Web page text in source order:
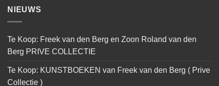
NIEUWS
Te Koop: Freek van den Berg en Zoon Roland van den
Berg PRIVE COLLECTIE
Te Koop: KUNSTBOEKEN van Freek van den Berg ( Prive
Collectie )